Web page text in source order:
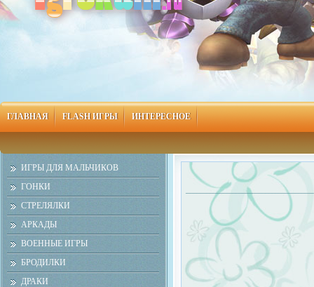
ГЛАВНАЯ FLASH ИГРЫ ИНТЕРЕСНОЕ
ИГРЫ ДЛЯ МАЛЬЧИКОВ
ГОНКИ
СТРЕЛЯЛКИ
АРКАДЫ
ВОЕННЫЕ ИГРЫ
БРОДИЛКИ
ДРАКИ